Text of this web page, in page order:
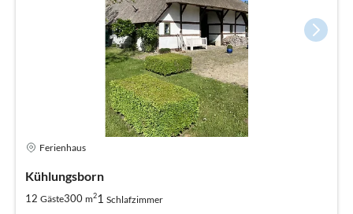
Ferienhaus
Kühlungsborn
12 Gäste300 m21 Schlafzimmer